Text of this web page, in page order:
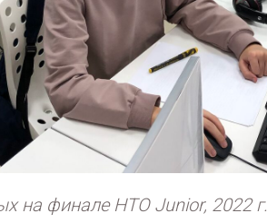
на финале НТО Junior, 2022 г.